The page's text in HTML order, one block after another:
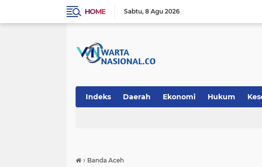
HOME Sabtu 8 Agu 2026
Indeks Daerah Ekonomi Hukum
› Banda Aceh